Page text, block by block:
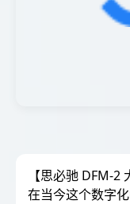
【思必驰 DFM-2
在当今这个数字